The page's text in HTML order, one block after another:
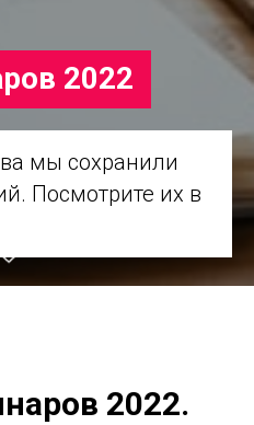
2022
мы сохранили
Посмотрите их в
2022.